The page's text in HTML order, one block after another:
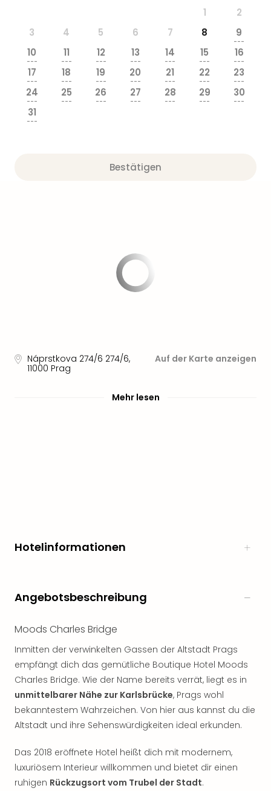
1
2
3
4 5 6 7 8 9
---
10
---
11
---
12
---
13
---
14
---
15
---
16
---
17
---
18
---
19
---
20
---
21
---
22
---
23
---
24
---
25
---
26
---
27
---
28
---
29
---
30
---
31
---
Bestätigen
Náprstkova 274/6 274/6,
11000 Prag
Auf der Karte anzeigen
Mehr lesen
Hotelinformationen
Angebotsbeschreibung
Moods Charles Bridge
Inmitten der verwinkelten Gassen der Altstadt Prags
empfängt dich das gemütliche Boutique Hotel Moods
Charles Bridge. Wie der Name bereits verrät, liegt es in
unmittelbarer Nähe zur Karlsbrücke, Prags wohl
bekanntestem Wahrzeichen. Von hier aus kannst du die
Altstadt und ihre Sehenswürdigkeiten ideal erkunden.
Das 2018 eröffnete Hotel heißt dich mit modernem,
luxuriösem Interieur willkommen und bietet dir einen
ruhigen Rückzugsort vom Trubel der Stadt.